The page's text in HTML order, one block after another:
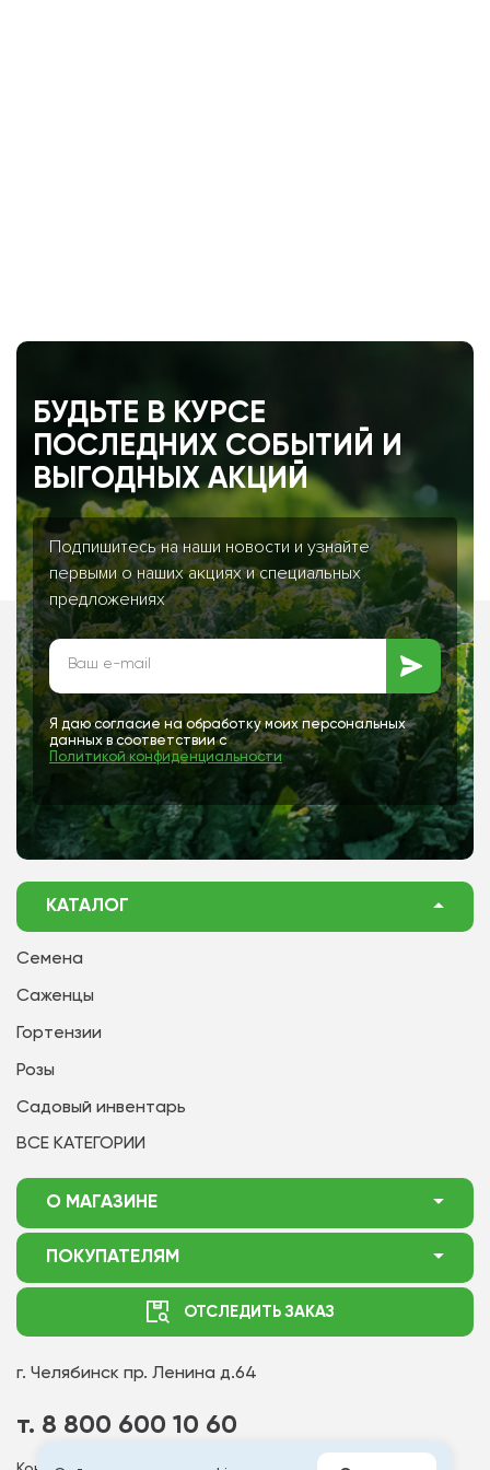
БУДЬТЕ В КУРСЕ
ПОСЛЕДНИХ СОБЫТИЙ И
ВЫГОДНЫХ АКЦИЙ
Подпишитесь на наши новости и узнайте
первыми о наших акциях и специальных
предложениях
Я даю согласие на обработку моих персональных
данных в соответствии с
Политикой конфиденциальности
КАТАЛОГ
Семена
Саженцы
Гортензии
Розы
Садовый инвентарь
ВСЕ КАТЕГОРИИ
О МАГАЗИНЕ
О нас
Акции
ПОКУПАТЕЛЯМ
Как оформить заказ
Статьи садоводу
Оптовым покупателям
ОТСЛЕДИТЬ ЗАКАЗ
г. Челябинск пр. Ленина д.64
т. 8 800 600 10 60